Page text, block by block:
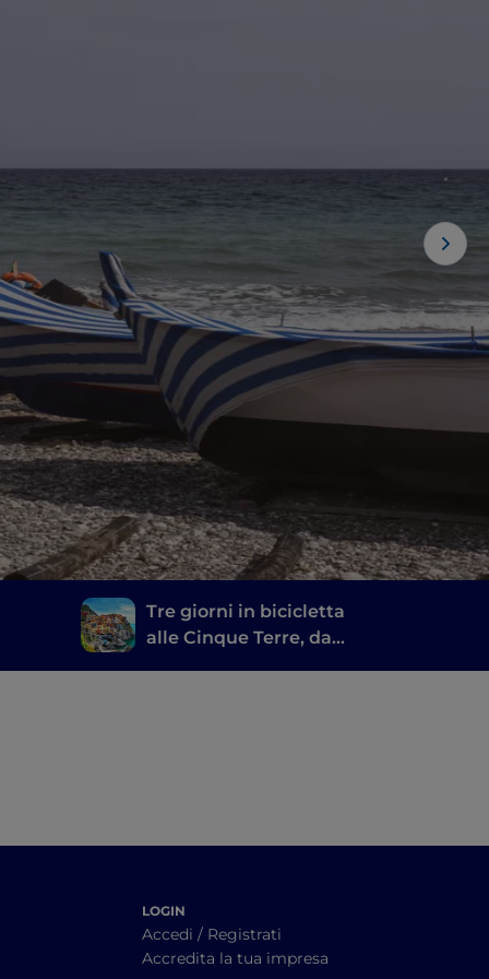
Tre giorni in bicicletta
alle Cinque Terre, da
LOGIN
Accedi / Registrati
Accredita la tua impresa